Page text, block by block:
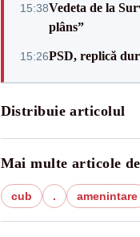
15:38Vedeta de la
plâns”
15:26PSD, replică
Distribuie articolul
Mai multe articole
cub . amenintare